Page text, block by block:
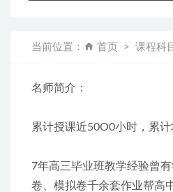
当前位置： 首页 课程科
名师简介：
累计授课近50O0小时，累计
7年高三毕业班教学经验曾
卷、模拟卷千余套作业帮高